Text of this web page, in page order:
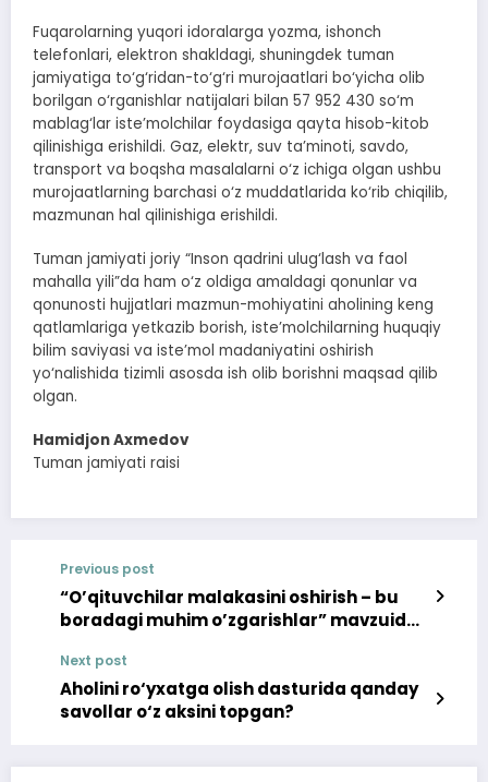
Fuqarolarning yuqori idoralarga yozma, ishonch
telefonlari, elektron shakldagi, shuningdek tuman
jamiyatiga to‘g‘ridan-to‘g‘ri murojaatlari bo‘yicha olib
borilgan o‘rganishlar natijalari bilan 57 952 430 so‘m
mablag‘lar iste’molchilar foydasiga qayta hisob-kitob
qilinishiga erishildi. Gaz, elektr, suv ta’minoti, savdo,
transport va boqsha masalalarni o‘z ichiga olgan ushbu
murojaatlarning barchasi o‘z muddatlarida ko‘rib chiqilib,
mazmunan hal qilinishiga erishildi.
Tuman jamiyati joriy “Inson qadrini ulug‘lash va faol
mahalla yili”da ham o‘z oldiga amaldagi qonunlar va
qonunosti hujjatlari mazmun-mohiyatini aholining keng
qatlamlariga yetkazib borish, iste’molchilarning huquqiy
bilim saviyasi va iste’mol madaniyatini oshirish
yo‘nalishida tizimli asosda ish olib borishni maqsad qilib
olgan.
Hamidjon Axmedov
Tuman jamiyati raisi
Previous post
“O’qituvchilar malakasini oshirish – bu
boradagi muhim o’zgarishlar” mavzuida
Next post
Aholini ro‘yxatga olish dasturida qanday
savollar o‘z aksini topgan?